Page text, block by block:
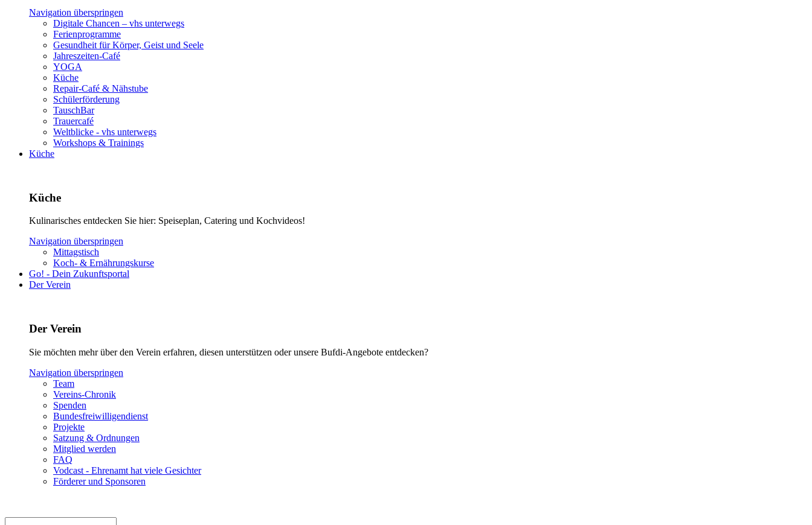
Navigation überspringen
Digitale Chancen – vhs unterwegs
Ferienprogramme
Gesundheit für Körper, Geist und Seele
Jahreszeiten-Café
YOGA
Küche
Repair-Café & Nähstube
Schülerförderung
TauschBar
Trauercafé
Weltblicke - vhs unterwegs
Workshops & Trainings
Küche
Küche
Kulinarisches entdecken Sie hier: Speiseplan, Catering und Kochvideos!
Navigation überspringen
Mittagstisch
Koch- & Ernährungskurse
Go! - Dein Zukunftsportal
Der Verein
Der Verein
Sie möchten mehr über den Verein erfahren, diesen unterstützen oder unsere Bufdi-Angebote entdecken?
Navigation überspringen
Team
Vereins-Chronik
Spenden
Bundesfreiwilligendienst
Projekte
Satzung & Ordnungen
Mitglied werden
FAQ
Vodcast - Ehrenamt hat viele Gesichter
Förderer und Sponsoren